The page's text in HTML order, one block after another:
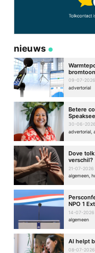
nieuws
09-07-2026
advertorial
Betere
30-06-2026
advertorial,
Dove
verschil?
21-07-2026
NPO 1
14-07-2026
algemeen
AI helpt
08-07-2026